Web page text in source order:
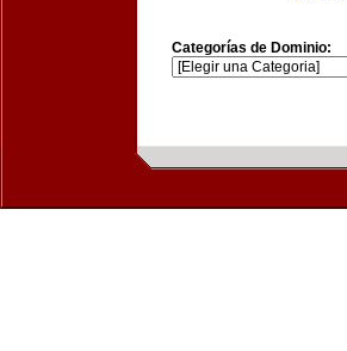
Categorías de Dominio: